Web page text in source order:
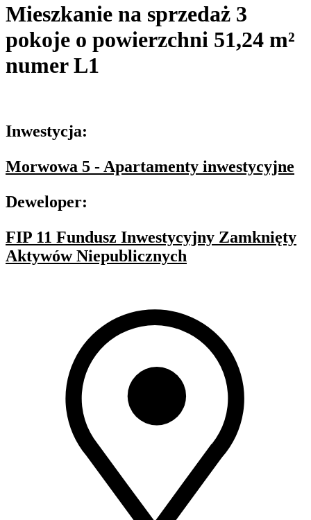
Mieszkanie na sprzedaż 3
pokoje o powierzchni 51,24 m²
numer L1
Inwestycja:
Morwowa 5 - Apartamenty inwestycyjne
Deweloper:
FIP 11 Fundusz Inwestycyjny Zamknięty
Aktywów Niepublicznych